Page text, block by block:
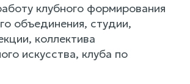
клубного формирования
объединения, студии,
коллектива
искусства, клуба по